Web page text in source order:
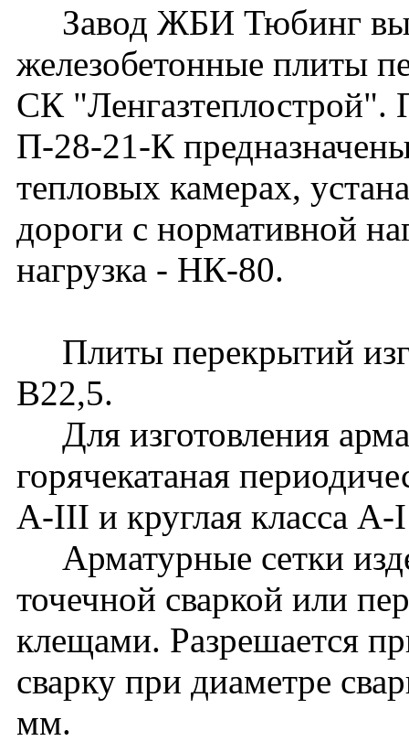
Завод ЖБИ Тюбинг
железобетонные плиты
СК "Ленгазтеплострой".
П-28-21-К
тепловых камерах,
дороги с нормативной
нагрузка - НК-80.
Плиты перекрытий
В22,5.
Для изготовления
горячекатаная
A-III и круглая класса
Арматурные сетки
точечной сваркой или
клещами. Разрешается
сварку при диаметре
мм.